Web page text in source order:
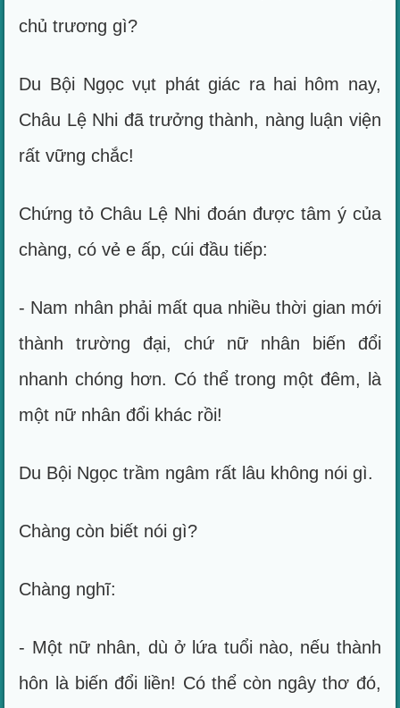
chủ trương gì?
Du Bội Ngọc vụt phát giác ra hai hôm nay,
Châu Lệ Nhi đã trưởng thành, nàng luận viện
rất vững chắc!
Chứng tỏ Châu Lệ Nhi đoán được tâm ý của
chàng, có vẻ e ấp, cúi đầu tiếp:
- Nam nhân phải mất qua nhiều thời gian mới
thành trường đại, chứ nữ nhân biến đổi
nhanh chóng hơn. Có thể trong một đêm, là
một nữ nhân đổi khác rồi!
Du Bội Ngọc trầm ngâm rất lâu không nói gì.
Chàng còn biết nói gì?
Chàng nghĩ:
- Một nữ nhân, dù ở lứa tuổi nào, nếu thành
hôn là biến đổi liền! Có thể còn ngây thơ đó,